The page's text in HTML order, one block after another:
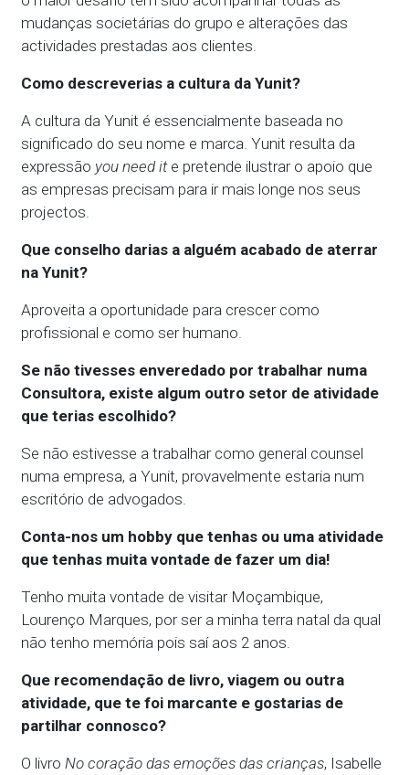
mudanças societárias do grupo e alterações das
actividades prestadas aos clientes.
Como descreverias a cultura da Yunit?
A cultura da Yunit é essencialmente baseada no
significado do seu nome e marca. Yunit resulta da
expressão you need ite pretende ilustrar o apoio que
as empresas precisam para ir mais longe nos seus
projectos.
Que conselho darias a alguém acabado de aterrar
na Yunit?
Aproveita a oportunidade para crescer como
profissional e como ser humano.
Se não tivesses enveredado por trabalhar numa
Consultora, existe algum outro setor de atividade
que terias escolhido?
Se não estivesse a trabalhar como general counsel
numa empresa, a Yunit, provavelmente estaria num
escritório de advogados.
Conta-nos um hobby que tenhas ou uma atividade
que tenhas muita vontade de fazer um dia!
Tenho muita vontade de visitar Moçambique,
Lourenço Marques, por ser a minha terra natal da qual
não tenho memória pois saí aos 2 anos.
Que recomendação de livro, viagem ou outra
atividade, que te foi marcante e gostarias de
partilhar connosco?
O livroNo coração das emoções das crianças, Isabelle